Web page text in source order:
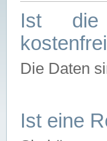
Ist die
Die Daten
Ist eine